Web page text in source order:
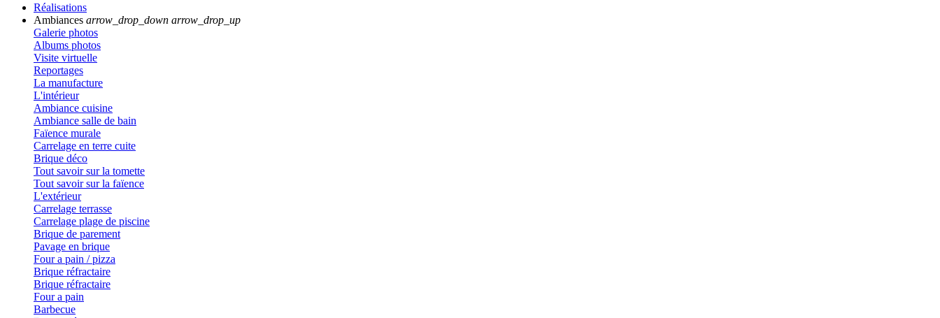
Réalisations
Ambiances arrow_drop_down arrow_drop_up
Galerie photos
Albums photos
Visite virtuelle
Reportages
La manufacture
L'intérieur
Ambiance cuisine
Ambiance salle de bain
Faïence murale
Carrelage en terre cuite
Brique déco
Tout savoir sur la tomette
Tout savoir sur la faïence
L'extérieur
Carrelage terrasse
Carrelage plage de piscine
Brique de parement
Pavage en brique
Four a pain / pizza
Brique réfractaire
Brique réfractaire
Four a pain
Barbecue